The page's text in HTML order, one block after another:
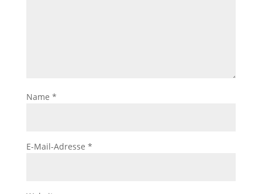
Name *
E-Mail-Adresse *